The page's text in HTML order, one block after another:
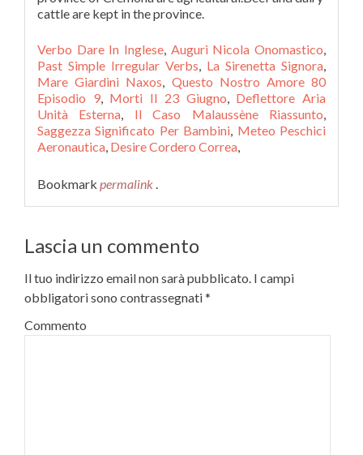
cattle are kept in the province.
Verbo Dare In Inglese, Auguri Nicola Onomastico,
Past Simple Irregular Verbs, La Sirenetta Signora,
Mare Giardini Naxos, Questo Nostro Amore 80
Episodio 9, Morti Il 23 Giugno, Deflettore Aria
Unità Esterna, Il Caso Malaussène Riassunto,
Saggezza Significato Per Bambini, Meteo Peschici
Aeronautica, Desire Cordero Correa,
Bookmark permalink .
Lascia un commento
Il tuo indirizzo email non sarà pubblicato. I campi
obbligatori sono contrassegnati*
Commento